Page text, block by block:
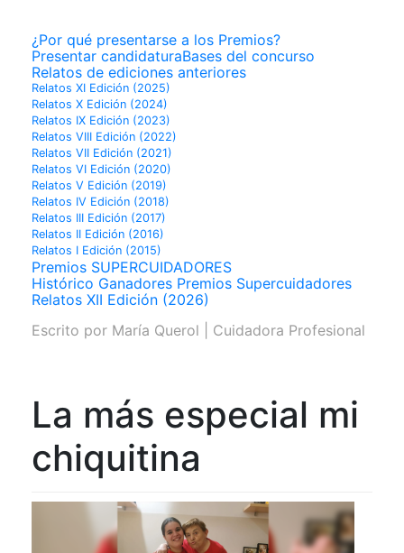
¿Por qué presentarse a los Premios?
Presentar candidaturaBases del concurso
Relatos de ediciones anteriores
Relatos XI Edición (2025)
Relatos X Edición (2024)
Relatos IX Edición (2023)
Relatos VIII Edición (2022)
Relatos VII Edición (2021)
Relatos VI Edición (2020)
Relatos V Edición (2019)
Relatos IV Edición (2018)
Relatos III Edición (2017)
Relatos II Edición (2016)
Relatos I Edición (2015)
Premios SUPERCUIDADORES
Histórico Ganadores Premios Supercuidadores
Relatos XII Edición (2026)
Escrito por María Querol | Cuidadora Profesional
La más especial mi
chiquitina